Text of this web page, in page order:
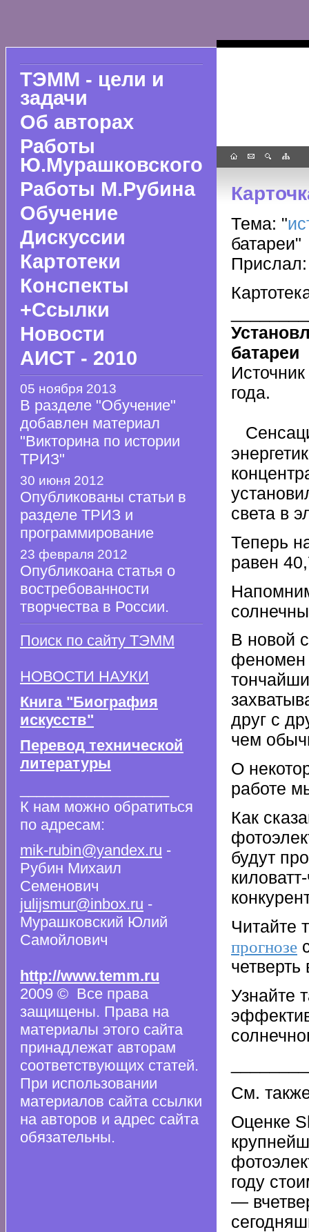
ТЭММ - цели и
задачи
Об авторах
Работы
Ю.Мурашковского
Работы М.Рубина
Обучение
Дискуссии
Картотеки
Конспекты
+Ссылки
Новости
АИСТ - 2010
05 ноября 2013
В разделе "Обучение"
добавлен материал
"Викторина по истории
ТРИЗ"
30 июня 2012
Опубликованы статьи в
разделе ТРИЗ и
программирование
23 февраля 2012
Опубликоана статья о
востребованности
творчества в России.
Поиск по сайту ТЭММ
НОВОСТИ НАУКИ
Книга "Биография
искусств"
Перевод технической
литературы
К нам можно обратиться
по адресам:
mik-rubin@yandex.ru -
Рубин Михаил
Семенович
julijsmur@inbox.ru -
Мурашковский Юлий
Самойлович
http://www.temm.ru
2009 © Все права
защищены. Права на
материалы этого сайта
принадлежат авторам
соответствующих статей.
При использовании
материалов сайта ссылки
на авторов и адрес сайта
обязательны.
Тема: "
батареи"
батареи
года.
света в
Теперь
равен
В новой
феномен
друг с
чем
О
работе
Как
будут
Читайте
прогнозе
четверть
Узнайте
См.
Оценке
году
—